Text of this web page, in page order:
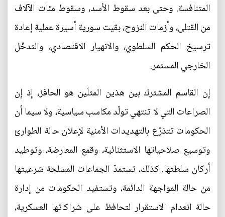
المتنافسة. وحتى بعد سقوط الأسد، وسقوط مئات الآلاف
من القتلى، وأزمات النزوح، بقيت سورية أسيرة عملية إعادة
ترسيخ الحكم السلطوي، والانهيار الاقتصادي، والتدخّل
الخارجي المستمر.
إن القاسم المشترك بين هذين المثلَين هو الحافز، إذ إن
الصراعات التي لا تنتهي تولّد مكاسب سياسية، ولا سيما أن
الحكومات تتذرّع بالتهديدات الأمنية لإعلان حالة الطوارئ
وتوسيع صلاحياتها الاستثنائية، وقمع المعارضة، وتوطيد
أركان سلطتها. كذلك، تستمدّ الجماعات المسلحة شرعيتها
من حالة المواجهة الدائمة، وتستفيد الحكومات من إدارة
حالة انعدام الاستقرار لتحافظ على شراكاتها العسكرية،